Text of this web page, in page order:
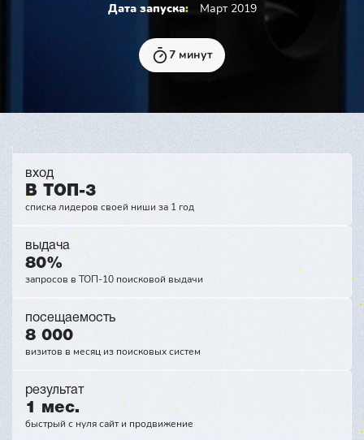
7 минут
Дата запуска: Март 2019
вход
В ТОП-3
списка лидеров своей ниши за 1 год
выдача
80%
запросов в ТОП-10 поисковой выдачи
посещаемость
8 000
визитов в месяц из поисковых систем
результат
1 мес.
быстрый с нуля сайт и продвижение